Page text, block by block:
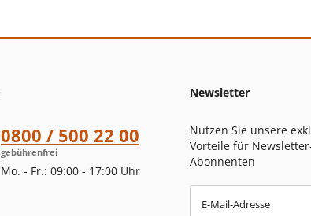
0800 / 500 22 00
gebührenfrei
Mo. - Fr.: 09:00 - 17:00 Uhr
Newsletter
Nutzen Sie unsere
Vorteile für
Abonnenten
E-Mail-Adresse